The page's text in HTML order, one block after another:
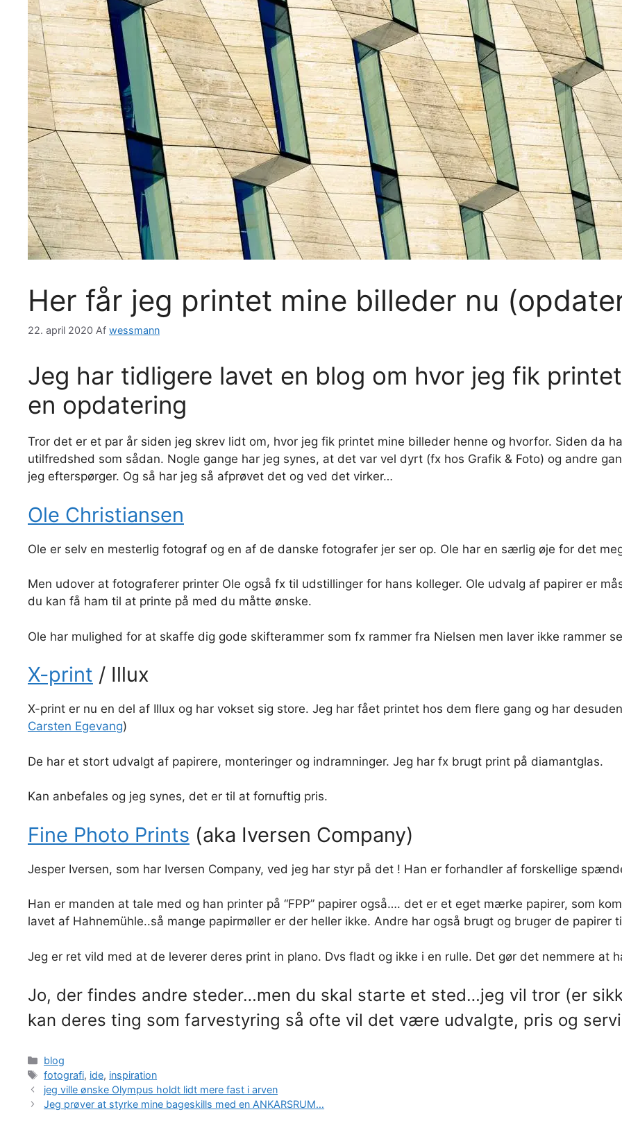
Her får jeg printet mine billeder nu
22. april 2020 Af wessmann
Jeg har tidligere lavet en blog om hvor jeg fik
en opdatering
Tror det er et par år siden jeg skrev lidt om, hvor jeg fik printet mine billeder henne og hvorfor. Siden da
utilfredshed som sådan. Nogle gange har jeg synes, at det var vel dyrt (fx hos Grafik & Foto) og andre
jeg efterspørger. Og så har jeg så afprøvet det og ved det virker…
Ole Christiansen
Ole er selv en mesterlig fotograf og en af de danske fotografer jer ser op. Ole har en særlig øje for det
Men udover at fotograferer printer Ole også fx til udstillinger for hans kolleger. Ole udvalg af papirer er
du kan få ham til at printe på med du måtte ønske.
Ole har mulighed for at skaffe dig gode skifterammer som fx rammer fra Nielsen men laver ikke rammer
X-print / Illux
X-print er nu en del af Illux og har vokset sig store. Jeg har fået printet hos dem flere gang og har
Carsten Egevang)
De har et stort udvalgt af papirere, monteringer og indramninger. Jeg har fx brugt print på diamantglas.
Kan anbefales og jeg synes, det er til at fornuftig pris.
Fine Photo Prints (aka Iversen Company)
Jesper Iversen, som har Iversen Company, ved jeg har styr på det ! Han er forhandler af forskellige
Han er manden at tale med og han printer på “FPP” papirer også…. det er et eget mærke papirer, som
lavet af Hahnemühle..så mange papirmøller er der heller ikke. Andre har også brugt og bruger de papirer
Jeg er ret vild med at de leverer deres print in plano. Dvs fladt og ikke i en rulle. Det gør det nemmere at
Jo, der findes andre steder…men du skal starte et sted…jeg vil tror (er
kan deres ting som farvestyring så ofte vil det være udvalgte, pris og
Kategorier
blog
Tags
fotografi, ide, inspiration
jeg ville ønske Olympus holdt lidt mere fast i arven
Jeg prøver at styrke mine bageskills med en ANKARSRUM…